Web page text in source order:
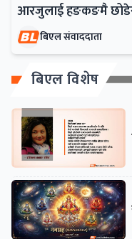
आरजुलाई हङकङमै
बिएल संवाददाता
बिएल विशेष